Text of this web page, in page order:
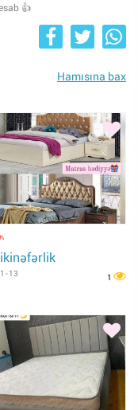
👍
Hamısına bax
13 1